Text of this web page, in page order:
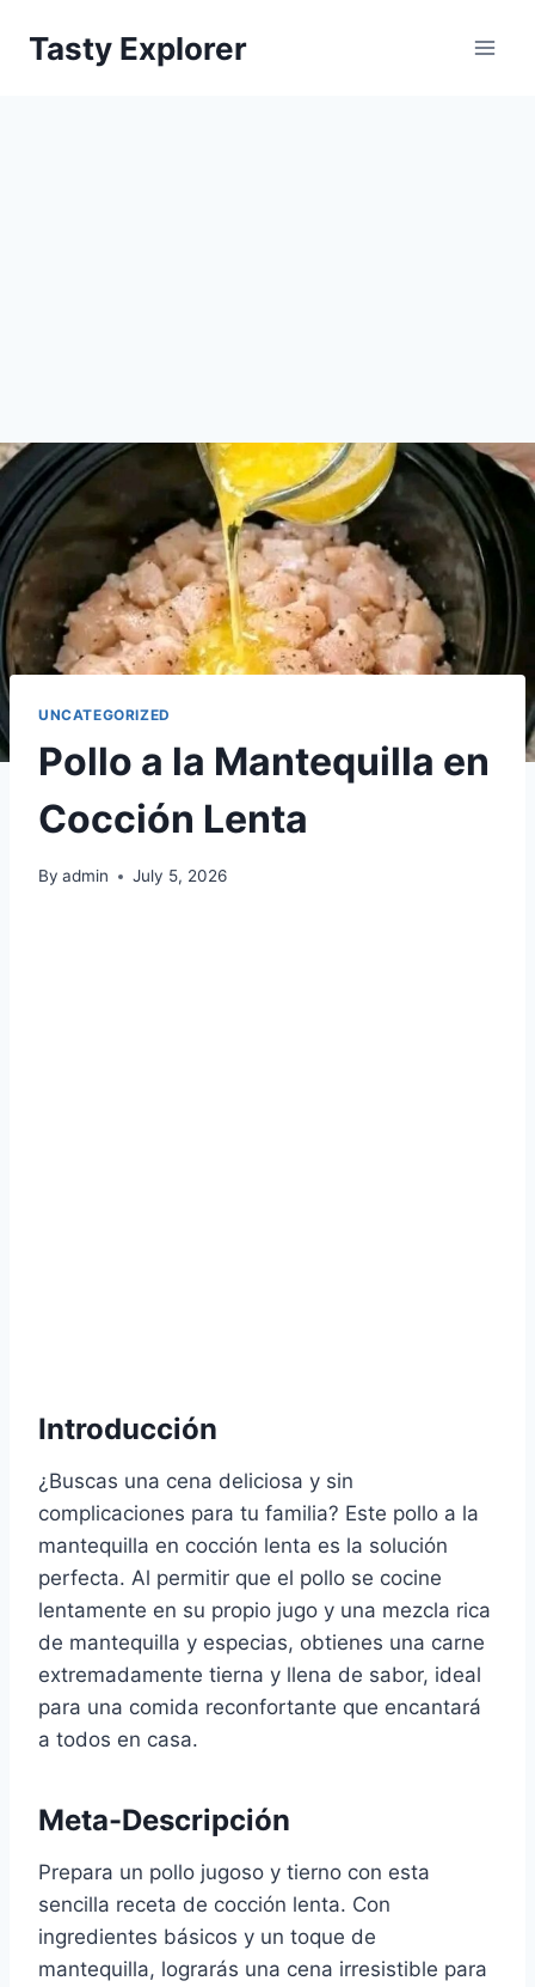
Tasty Explorer
UNCATEGORIZED
Pollo a la Mantequilla en
Cocción Lenta
By admin July 5, 2026
Introducción
¿Buscas una cena deliciosa y sin
complicaciones para tu familia? Este pollo a la
mantequilla en cocción lenta es la solución
perfecta. Al permitir que el pollo se cocine
lentamente en su propio jugo y una mezcla rica
de mantequilla y especias, obtienes una carne
extremadamente tierna y llena de sabor, ideal
para una comida reconfortante que encantará
a todos en casa.
Meta-Descripción
Prepara un pollo jugoso y tierno con esta
sencilla receta de cocción lenta. Con
ingredientes básicos y un toque de
mantequilla, lograrás una cena irresistible para